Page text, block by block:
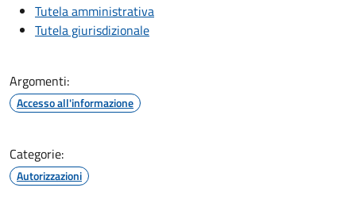
Tutela amministrativa
Tutela giurisdizionale
Argomenti:
Accesso all'informazione
Categorie:
Autorizzazioni